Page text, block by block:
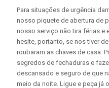
Para situações de urgência
nosso piquete de abertura de
nosso serviço não tira férias e
hesite, portanto, se nos tiver
roubaram as chaves de casa.
segredos de fechaduras e
descansado e seguro de que
meio da noite. Ligue e peça já